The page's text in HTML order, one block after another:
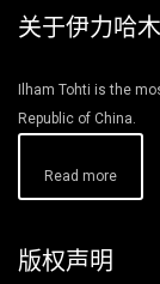
关于伊力哈
Ilham Tohti is the
Republic of China.
Read more
版权声明